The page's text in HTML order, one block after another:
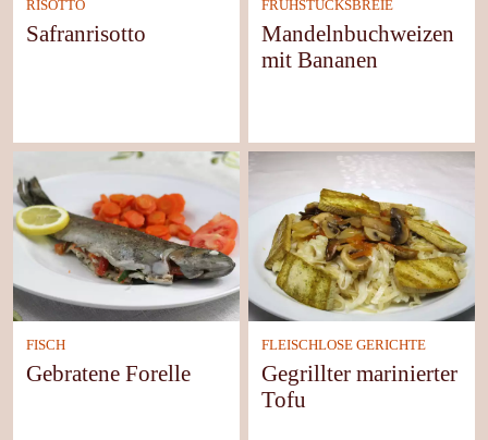
RISOTTO
Safranrisotto
FRÜHSTÜCKSBREIE
Mandelnbuchweizen
mit Bananen
FISCH
Gebratene Forelle
FLEISCHLOSE GERICHTE
Gegrillter marinierter
Tofu